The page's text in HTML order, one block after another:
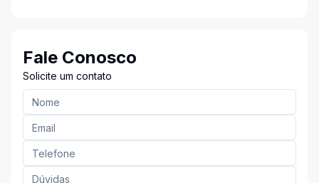
Fale Conosco
Solicite um contato